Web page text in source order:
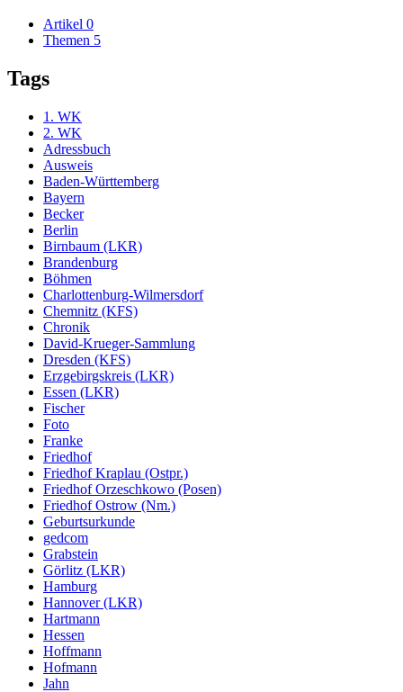
Artikel 0
Themen 5
Tags
1. WK
2. WK
Adressbuch
Ausweis
Baden-Württemberg
Bayern
Becker
Berlin
Birnbaum (LKR)
Brandenburg
Böhmen
Charlottenburg-Wilmersdorf
Chemnitz (KFS)
Chronik
David-Krueger-Sammlung
Dresden (KFS)
Erzgebirgskreis (LKR)
Essen (LKR)
Fischer
Foto
Franke
Friedhof
Friedhof Kraplau (Ostpr.)
Friedhof Orzeschkowo (Posen)
Friedhof Ostrow (Nm.)
Geburtsurkunde
gedcom
Grabstein
Görlitz (LKR)
Hamburg
Hannover (LKR)
Hartmann
Hessen
Hoffmann
Hofmann
Jahn